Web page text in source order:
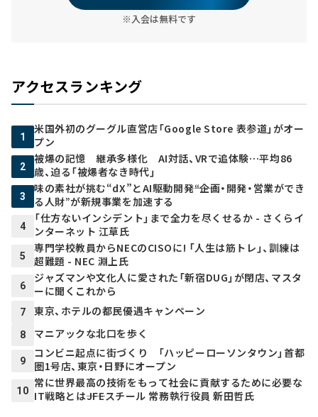
※入会は無料です
アクセスランキング
1
米国外初のグーグル直営店「Google Store 表参道」がオー
プン
2
被爆の記憶 継承多様化 AI対話、VRで追体験…平均86
歳、迫る「被爆者なき時代」
3
味の素社が挑む“dX”とAI駆動開発――“企画・開発・営業ができ
る人財”が新規事業を加速する
4
「仕方ないインシデント」まで全力を尽くせるか - さくらイ
ンターネット 江草氏
5
専門学校教員からNECのCISOに! 「人生は筋トレ」、訓練は
超難題 - NEC 淵上氏
6
ジャズマンや文化人に愛された「新宿DUG」が閉店、マスタ
ーに聞くこれから
7 東京、ホテルの都民優遇キャンペーン
8 マニアックな北口を歩く
9
コンビニ起点に街づくり 「ハッピーローソンタウン」首都
圏1号店、東京・日野にオープン
10
常に世界最高の技術をもって社会に貢献するために必要な
IT戦略とは――JFEスチール 常務執行役員 新田哲氏